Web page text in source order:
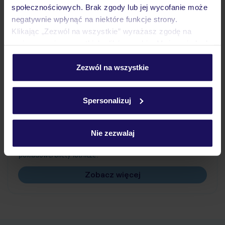
społecznościowych. Brak zgody lub jej wycofanie może
negatywnie wpłynąć na niektóre funkcje strony.
Klikając „Zezwól na wszystkie” wyrażasz zgodę na
personalizować swój wybór wchodząc w zakładkę
Szczegółowe informacje o plikach cookie znajdziesz
Zezwól na wszystkie
Spersonalizuj
Nie zezwalaj
Atrakcje
Ważne informacje
Często zadawane pytania
Jak zmienić uczestników/osobę zgłaszającą?
Czy w Hotelu będzie przedstawiciel TUI?
Na jakiej podstawie i gdzie otrzymam karty
pokładowe/bilety lotnicze?
Zobacz więcej